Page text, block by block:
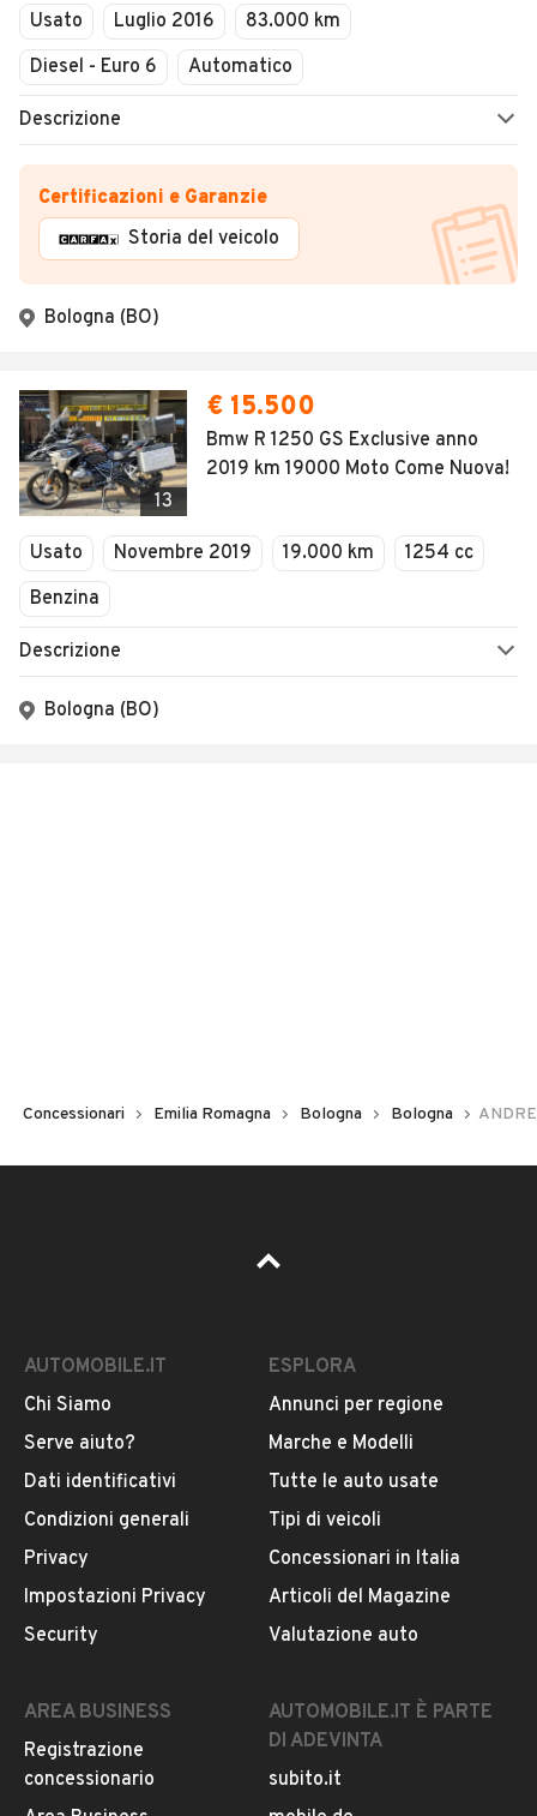
Usato Luglio 2016
83.000 km
Diesel - Euro 6
Automatico
Descrizione
Certificazioni e Garanzie
Storia del veicolo
Bologna (BO)
13
€ 15.500
Bmw R 1250 GS Exclusive anno
2019 km 19000 Moto Come Nuova!
Usato Novembre 2019 19.000 km
1254 cc
Benzina
Descrizione
Bologna (BO)
Concessionari Emilia Romagna Bologna Bologna
AUTOMOBILE.IT
Chi Siamo
Serve aiuto?
Dati identificativi
Condizioni generali
Privacy
Impostazioni Privacy
Security
ESPLORA
Annunci per regione
Marche e Modelli
Tutte le auto usate
Tipi di veicoli
Concessionari in Italia
Articoli del Magazine
Valutazione auto
AREA BUSINESS
Registrazione
concessionario
AUTOMOBILE.IT È PARTE
DI ADEVINTA
subito.it